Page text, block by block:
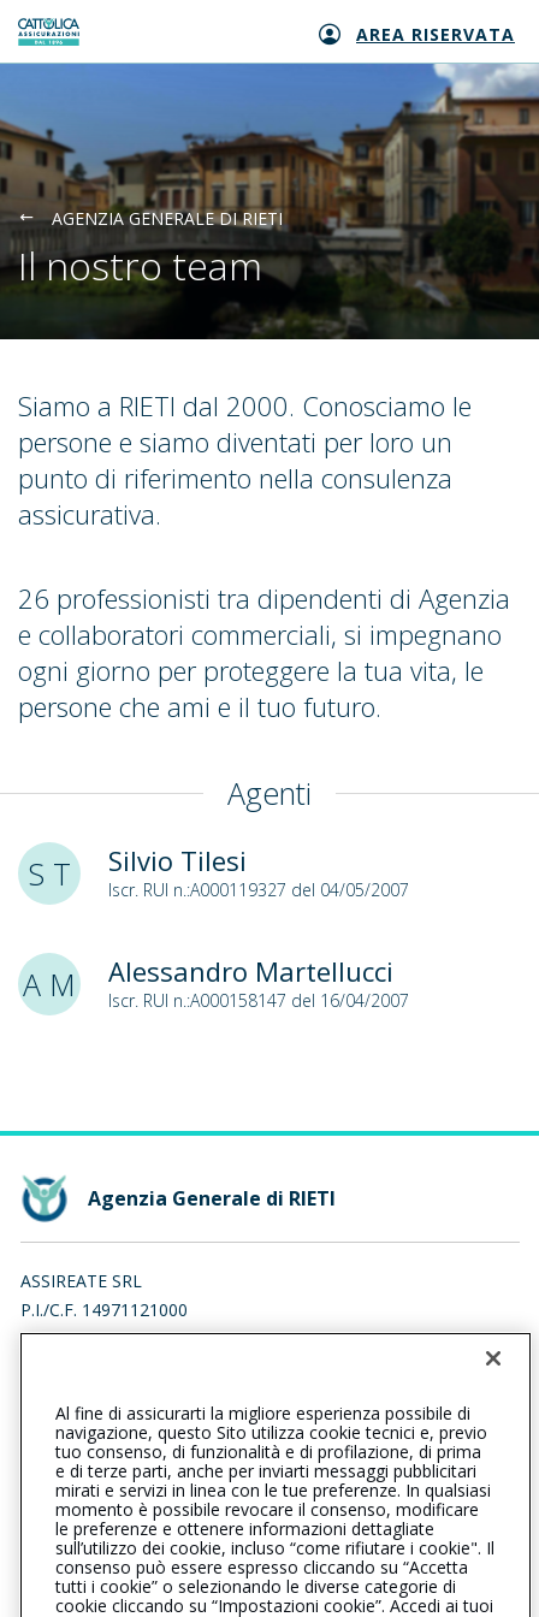
Generali logo AREA RISERVATA
AGENZIA GENERALE DI RIETI
Il nostro team
Siamo a RIETI dal 2000. Conosciamo le
persone e siamo diventati per loro un
punto di riferimento nella consulenza
assicurativa.
26 professionisti tra dipendenti di Agenzia
e collaboratori commerciali, si impegnano
ogni giorno per proteggere la tua vita, le
persone che ami e il tuo futuro.
Agenti
S T
Silvio Tilesi
Iscr. RUI n.:A000119327 del 04/05/2007
A M Alessandro Martellucci
Iscr. RUI n.:A000158147 del 16/04/2007
Agenzia Generale di RIETI
ASSIREATE SRL
P.I./C.F. 14971121000
LARGO MONTEDINOVE 4, 00138 ROMA (RM)
0746200604 0746488194
rieti@cattolica.it
assireate@pec.it
L’intermediario è soggetto al controllo dell’IVASS. Consulta il
Registro RUI al seguentelink
Al fine di assicurarti la migliore esperienza possibile di
navigazione, questo Sito utilizza cookie tecnici e, previo
tuo consenso, di funzionalità e di profilazione, di prima
e di terze parti, anche per inviarti messaggi pubblicitari
mirati e servizi in linea con le tue preferenze. In qualsiasi
momento è possibile revocare il consenso, modificare
le preferenze e ottenere informazioni dettagliate
sull’utilizzo dei cookie, incluso “come rifiutare i cookie". Il
consenso può essere espresso cliccando su “Accetta
tutti i cookie” o selezionando le diverse categorie di
cookie cliccando su “Impostazioni cookie”. Accedi ai tuoi